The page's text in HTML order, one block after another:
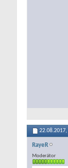
22.08.2017,
RayeR
Moderátor